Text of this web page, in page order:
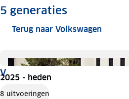
5 generaties
Terug naar Volkswagen
V
2025 - heden
8 uitvoeringen